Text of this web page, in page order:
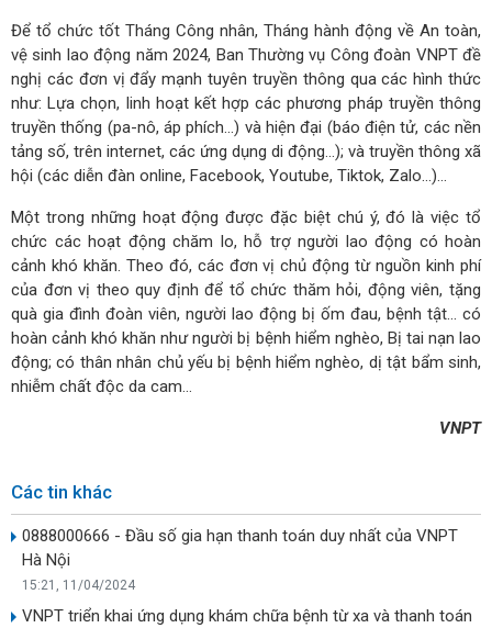
Để tổ chức tốt Tháng Công nhân, Tháng hành động về An toàn,
vệ sinh lao động năm 2024, Ban Thường vụ Công đoàn VNPT đề
nghị các đơn vị đẩy mạnh tuyên truyền thông qua các hình thức
như: Lựa chọn, linh hoạt kết hợp các phương pháp truyền thông
truyền thống (pa-nô, áp phích...) và hiện đại (báo điện tử, các nền
tảng số, trên internet, các ứng dụng di động…); và truyền thông xã
hội (các diễn đàn online, Facebook, Youtube, Tiktok, Zalo...)…
Một trong những hoạt động được đặc biệt chú ý, đó là việc tổ
chức các hoạt động chăm lo, hỗ trợ người lao động có hoàn
cảnh khó khăn. Theo đó, các đơn vị chủ động từ nguồn kinh phí
của đơn vị theo quy định để tổ chức thăm hỏi, động viên, tặng
quà gia đình đoàn viên, người lao động bị ốm đau, bệnh tật... có
hoàn cảnh khó khăn như người bị bệnh hiểm nghèo, Bị tai nạn lao
động; có thân nhân chủ yếu bị bệnh hiểm nghèo, dị tật bẩm sinh,
nhiễm chất độc da cam…
VNPT
Các tin khác
0888000666 - Đầu số gia hạn thanh toán duy nhất của VNPT
Hà Nội
15:21, 11/04/2024
VNPT triển khai ứng dụng khám chữa bệnh từ xa và thanh toán